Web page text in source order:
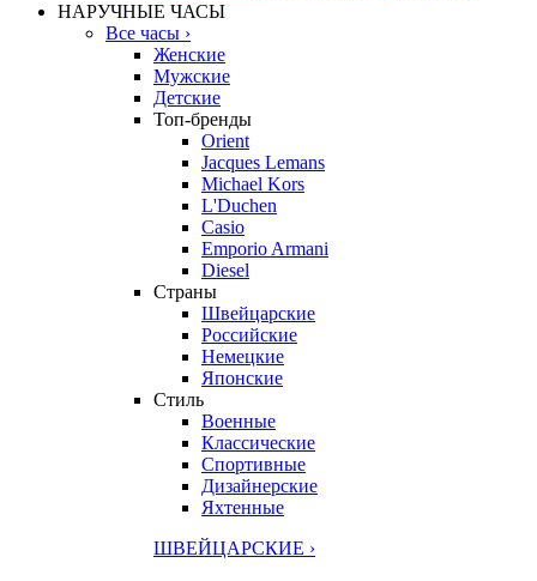
НАРУЧНЫЕ ЧАСЫ
Все часы ›
Женские
Мужские
Детские
Топ-бренды
Orient
Jacques Lemans
Michael Kors
L'Duchen
Casio
Emporio Armani
Diesel
Страны
Швейцарские
Российские
Немецкие
Японские
Стиль
Военные
Классические
Спортивные
Дизайнерские
Яхтенные
ШВЕЙЦАРСКИЕ ›